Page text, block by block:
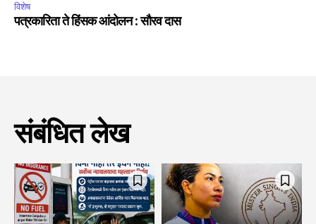
विशेष
पत्रकारिता ते हिंसक आंदोलन : सौरव दास
संबंधित लेख